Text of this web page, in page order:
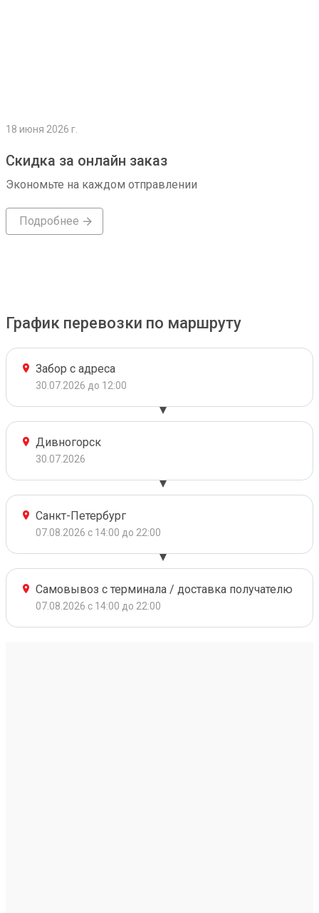
18 июня 2026 г.
Скидка за онлайн заказ
Экономьте на каждом отправлении
Подробнее
График перевозки по маршруту
Забор с адреса
30.07.2026 до 12:00
Дивногорск
30.07.2026
Санкт-Петербург
07.08.2026 с 14:00 до 22:00
Самовывоз с терминала / доставка получателю
07.08.2026 с 14:00 до 22:00